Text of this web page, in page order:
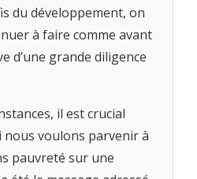
du développement, on
à faire comme avant
d’une grande diligence
il est crucial
nous voulons parvenir à
pauvreté sur une